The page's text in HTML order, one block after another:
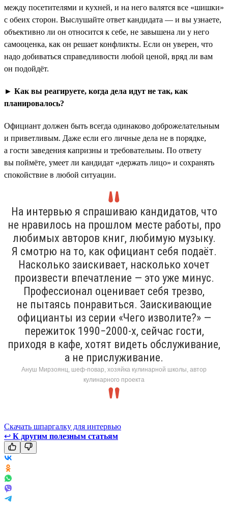
между посетителями и кухней, и на него валятся все «шишки»
с обеих сторон. Выслушайте ответ кандидата — и вы узнаете,
объективно ли он относится к себе, не завышена ли у него
самооценка, как он решает конфликты. Если он уверен, что
надо добиваться справедливости любой ценой, вряд ли вам
он подойдёт.
► Как вы реагируете, когда дела идут не так, как
планировалось?
Официант должен быть всегда одинаково доброжелательным
и приветливым. Даже если его личные дела не в порядке,
а гости заведения капризны и требовательны. По ответу
вы поймёте, умеет ли кандидат «держать лицо» и сохранять
спокойствие в любой ситуации.
На интервью я спрашиваю кандидатов, что
не нравилось на прошлом месте работы, про
любимых авторов книг, любимую музыку.
Я смотрю на то, как официант себя подаёт.
Насколько заискивает, насколько хочет
произвести впечатление — это уже минус.
Профессионал оценивает себя трезво,
не пытаясь понравиться. Заискивающие
официанты из серии «Чего изволите?» —
пережиток 1990−2000-х, сейчас гости,
приходя в кафе, хотят видеть обслуживание,
а не прислуживание.
Ануш Мирзоянц, шеф-повар, хозяйка кулинарной школы, автор
кулинарного проекта
Скачать шпаргалку для интервью
↩ К другим полезным статьям